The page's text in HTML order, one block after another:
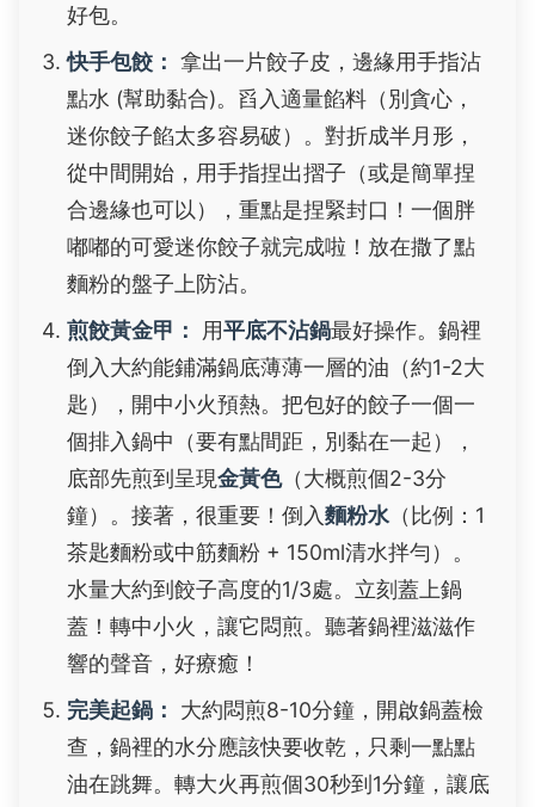
好包。
快手包餃： 拿出一片餃子皮，邊緣用手指沾
點水 (幫助黏合)。舀入適量餡料（別貪心，
迷你餃子餡太多容易破）。對折成半月形，
從中間開始，用手指捏出摺子（或是簡單捏
合邊緣也可以），重點是捏緊封口！一個胖
嘟嘟的可愛迷你餃子就完成啦！放在撒了點
麵粉的盤子上防沾。
煎餃黃金甲：
用平底不沾鍋最好操作。鍋裡
倒入大約能鋪滿鍋底薄薄一層的油（約1-2大
匙），開中小火預熱。把包好的餃子一個一
個排入鍋中（要有點間距，別黏在一起），
底部先煎到呈現金黃色（大概煎個2-3分
鐘）。接著，很重要！倒入麵粉水 （比例：1
茶匙麵粉或中筋麵粉 + 150ml清水拌勻）。
水量大約到餃子高度的1/3處。立刻蓋上鍋
蓋！轉中小火，讓它悶煎。聽著鍋裡滋滋作
響的聲音，好療癒！
完美起鍋：
大約悶煎8-10分鐘，開啟鍋蓋檢
查，鍋裡的水分應該快要收乾，只剩一點點
油在跳舞。轉大火再煎個30秒到1分鐘，讓底